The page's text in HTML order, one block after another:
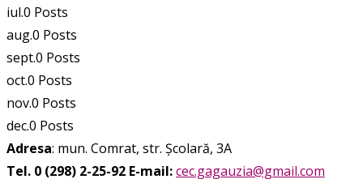
iul.0 Posts
aug.0 Posts
sept.0 Posts
oct.0 Posts
nov.0 Posts
dec.0 Posts
Adresa: mun. Comrat, str. Școlară, 3A
Tel. 0 (298) 2-25-92 E-mail:cec.gagauzia@gmail.com